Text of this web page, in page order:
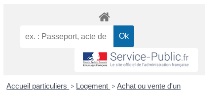
Accueil particuliers > Logement > Achat ou vente d'un